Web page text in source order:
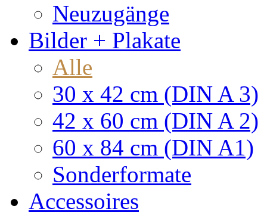
Neuzugänge
Bilder + Plakate
Alle
30 x 42 cm (DIN A 3)
42 x 60 cm (DIN A 2)
60 x 84 cm (DIN A1)
Sonderformate
Accessoires